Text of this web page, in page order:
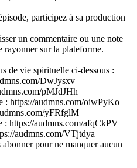
participez à sa production
un commentaire ou une note
rayonner sur la plateforme.
de vie spirituelle ci-dessous :
DwJysxv
pMJdJHh
: https://audmns.com/oiwPyKo
yFRfglM
https://audmns.com/afqCkPV
audmns.com/VTjtdya
pour ne manquer aucun